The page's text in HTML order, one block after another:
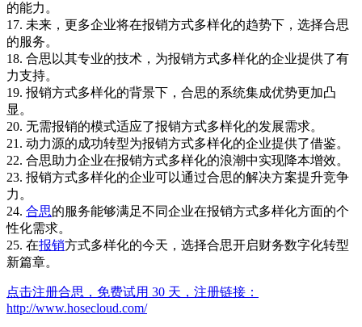
的能力。
17. 未来，更多企业将在报销方式多样化的趋势下，选择合思
的服务。
18. 合思以其专业的技术，为报销方式多样化的企业提供了有
力支持。
19. 报销方式多样化的背景下，合思的系统集成优势更加凸
显。
20. 无需报销的模式适应了报销方式多样化的发展需求。
21. 动力源的成功转型为报销方式多样化的企业提供了借鉴。
22. 合思助力企业在报销方式多样化的浪潮中实现降本增效。
23. 报销方式多样化的企业可以通过合思的解决方案提升竞争
力。
24. 合思的服务能够满足不同企业在报销方式多样化方面的个
性化需求。
25. 在报销方式多样化的今天，选择合思开启财务数字化转型
新篇章。
点击注册合思，免费试用 30 天，注册链接：
http://www.hosecloud.com/